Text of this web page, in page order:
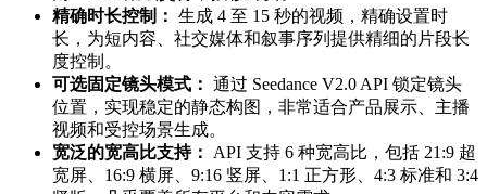
精确时长控制： 生成 4 至 15 秒的视频，精确设置时
长，为短内容、社交媒体和叙事序列提供精细的片段长
度控制。
可选固定镜头模式： 通过 Seedance V2.0 API 锁定镜头
位置，实现稳定的静态构图，非常适合产品展示、主播
视频和受控场景生成。
宽泛的宽高比支持：
API 支持 6 种宽高比，包括 21:9 超
宽屏、16:9 横屏、9:16 竖屏、1:1 正方形、4:3 标准和 3:4